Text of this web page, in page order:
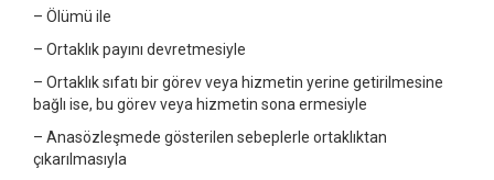
– Ölümü ile
– Ortaklık payını devretmesiyle
– Ortaklık sıfatı bir görev veya hizmetin yerine getirilmesine
bağlı ise, bu görev veya hizmetin sona ermesiyle
– Anasözleşmede gösterilen sebeplerle ortaklıktan
çıkarılmasıyla